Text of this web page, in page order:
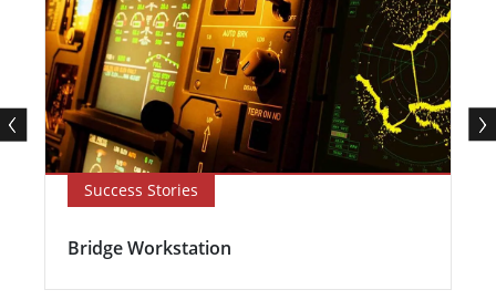
Success Stories
Bridge Workstation